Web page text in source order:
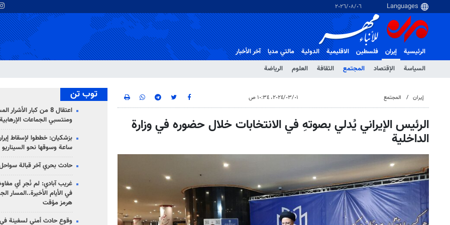
٠٦‏/٠٨‏/٢٠٢٦
الرئيسية
إيران
السياسة
الإقتصاد المجتمع الثقافة العلوم الرياضة
فلسطین الاقلیمیة الدولية مالتي مدیا آخر الأخبار
إيران المجتمع ٠١‏/٠٣‏/٢٠٢٤، ١٠:٣٤ ص
الرئيس الإيراني يُدلي بصوتهِ في الانتخابات خلال حضوره في وزارة
الداخلية
توب تن
اعتقال 8 من كبار
ومنتسبي الجماعات الإرهابية
ساعة وسوقها نحو
حادث بحري آخر قبالة
غريب آبادي: لم نُجرِ أي
في الأيام الأخيرة..المسار
هرمز مؤقت
وقوع حادث أمني لسفينة